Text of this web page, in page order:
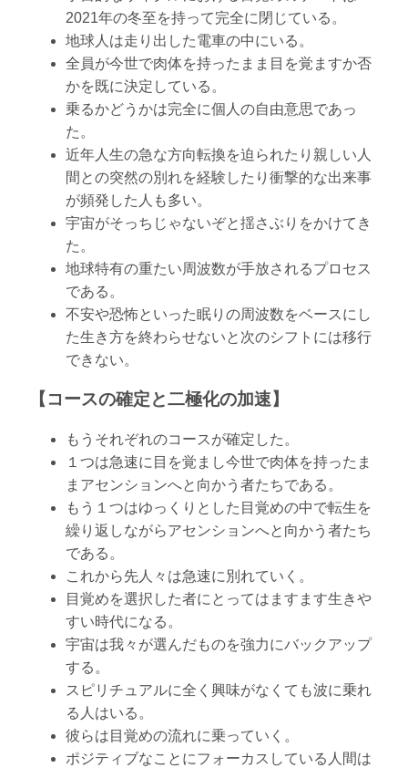
2021年の冬至を持って完全に閉じている。
地球人は走り出した電車の中にいる。
全員が今世で肉体を持ったまま目を覚ますか否
かを既に決定している。
乗るかどうかは完全に個人の自由意思であっ
た。
近年人生の急な方向転換を迫られたり親しい人
間との突然の別れを経験したり衝撃的な出来事
が頻発した人も多い。
宇宙がそっちじゃないぞと揺さぶりをかけてき
た。
地球特有の重たい周波数が手放されるプロセス
である。
不安や恐怖といった眠りの周波数をベースにし
た生き方を終わらせないと次のシフトには移行
できない。
【コースの確定と二極化の加速】
もうそれぞれのコースが確定した。
１つは急速に目を覚まし今世で肉体を持ったま
まアセンションへと向かう者たちである。
もう１つはゆっくりとした目覚めの中で転生を
繰り返しながらアセンションへと向かう者たち
である。
これから先人々は急速に別れていく。
目覚めを選択した者にとってはますます生きや
すい時代になる。
宇宙は我々が選んだものを強力にバックアップ
する。
スピリチュアルに全く興味がなくても波に乗れ
る人はいる。
彼らは目覚めの流れに乗っていく。
ポジティブなことにフォーカスしている人間は